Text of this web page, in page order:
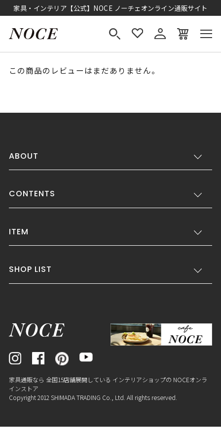
家具・インテリア【公式】NOCE ノーチェオンライン通販サイト
この商品のレビューはまだありません。
ABOUT
CONTENTS
ITEM
SHOP LIST
家具通販なら 全国15店舗展開している インテリアショップの NOCEオンラ
インストア
Copyright 2012 SHIMADA TRADING Co., Ltd. All rights reserved.